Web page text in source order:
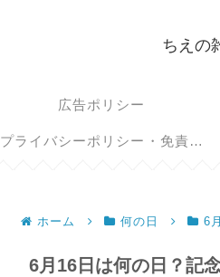
ちえの
広告ポリシー
プライバシーポリシー・免責事項
ホーム 何の日 6
6月16日は何の日？記